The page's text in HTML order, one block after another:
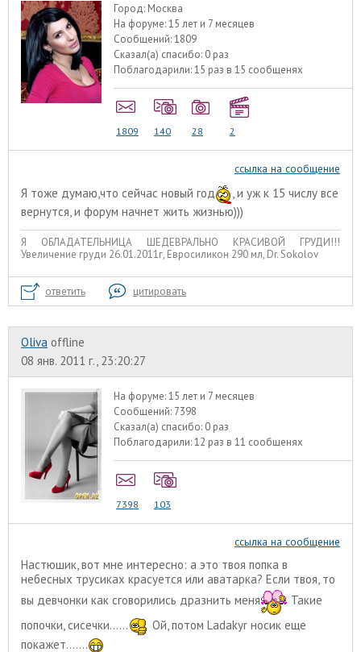
Город: Москва
На форуме:15 лет и 7 месяцев
Сообщений:1809
Сказал(а) спасибо: 0 раз
Поблагодарили:15 раз в 15 сообщенях
1809 140 28 2
ссылка на сообщение
Я тоже думаю,что сейчас новый год
, и уж к 15 числу все
вернутся, и форум начнет жить жизнью)))
Я ОБЛАДАТЕЛЬНИЦА ШЕДЕВРАЛЬНО КРАСИВОЙ ГРУДИ!!!
Увеличение груди 26.01.2011г, Евросиликон 290 мл, Dr. Sokolov
ответить цитировать
Oliva offline
08 янв. 2011 г., 23:20:27
На форуме:15 лет и 7 месяцев
Сообщений: 7398
Сказал(а) спасибо: 0 раз
Поблагодарили:12 раз в 11 сообщенях
7398 103
ссылка на сообщение
Настюшик, вот мне интересно: а это твоя попка в
небесных трусиках красуется или аватарка? Если твоя, то
вы девчонки как сговорились дразнить меня
Такие
попочки, сисечки......
Ой, потом Ladakyr носик еще
покажет.......